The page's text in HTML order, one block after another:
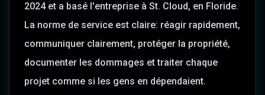
2024 et a basé l'entreprise à St. Cloud, en Floride.
La norme de service est claire: réagir rapidement,
communiquer clairement, protéger la propriété,
documenter les dommages et traiter chaque
projet comme si les gens en dépendaient.